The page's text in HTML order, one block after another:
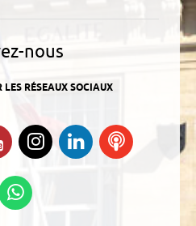
nous
LES RÉSEAUX SOCIAUX
sur Facebook
nous sur Twitter
Suivez-nous sur YouTube
Suivez-nous sur
Instagram
Retrouvez-
nous sur
Ecoutez